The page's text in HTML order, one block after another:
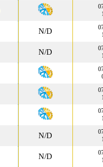
N/D
N/D
N/D
N/D